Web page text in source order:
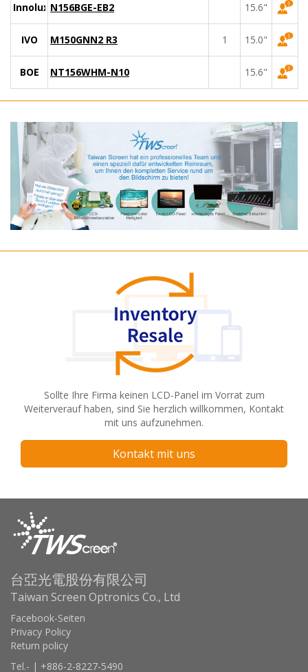
Innolux N156BGE-EB2 15.6"
IVO M150GNN2 R3 1 15.0"
BOE NT156WHM-N10 15.6"
Sollte Ihre Firma keinen LCD-Panel im Vorrat zum
Weiterverauf haben, sind Sie herzlich willkommen, Kontakt
mit uns aufzunehmen.
Kontakt mit uns
台亞光電股份有限公司
Taiwan Screen Optronics Co., Ltd
Facebook-Seiten
Privacy Policy
Return policy
Tel.- | +886-2-8227-5490